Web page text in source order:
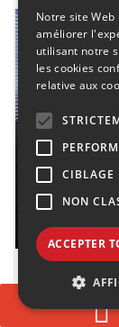
PEUGEOT
Notre site
améliorer
utilisant notre
les cookies
relative aux
CIBLAGE
NON
ACCEPTER